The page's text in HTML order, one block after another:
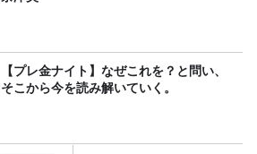
【プレ金ナイト】なぜこれを？と問い、
そこから今を読み解いていく。